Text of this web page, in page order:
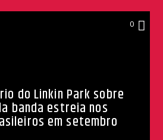
0
do Linkin Park sobre
banda estreia nos
em setembro